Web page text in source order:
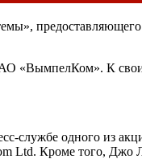
предоставляющего
«ВымпелКом». К
службе одного из
Ltd. Кроме того, Джо